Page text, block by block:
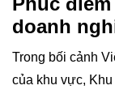
doanh
Trong bối cảnh
của khu vực,